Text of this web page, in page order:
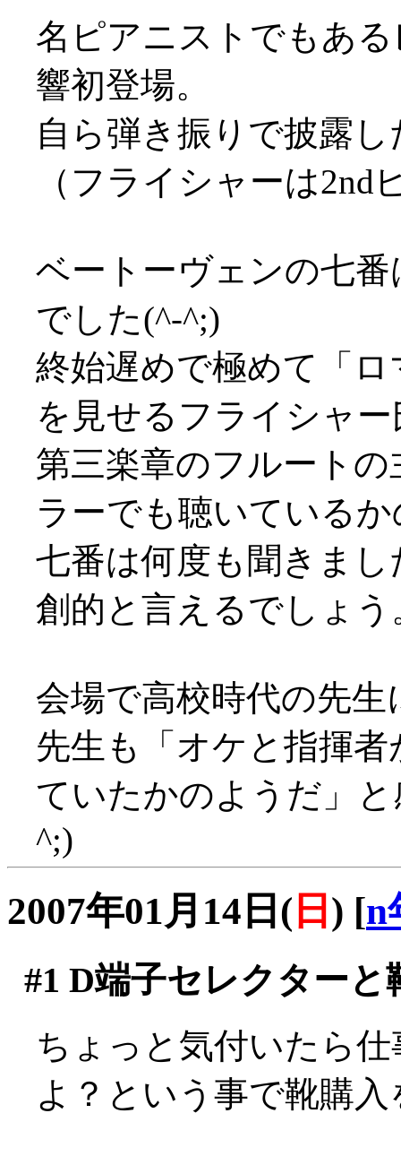
名ピアニストでもあ
響初登場。
自ら弾き振りで披露
（フライシャーは
ベートーヴェンの七
でした(^-^;)
終始遅めで極めて「
を見せるフライシャー
第三楽章のフルート
ラーでも聴いている
七番は何度も聞きま
創的と言えるでしょう
会場で高校時代の先
先生も「オケと指揮
ていたかのようだ」
^;)
2007年01月14日( 日 ) [n
#1 D端子セレクター
ちょっと気付いたら
よ？という事で靴購入